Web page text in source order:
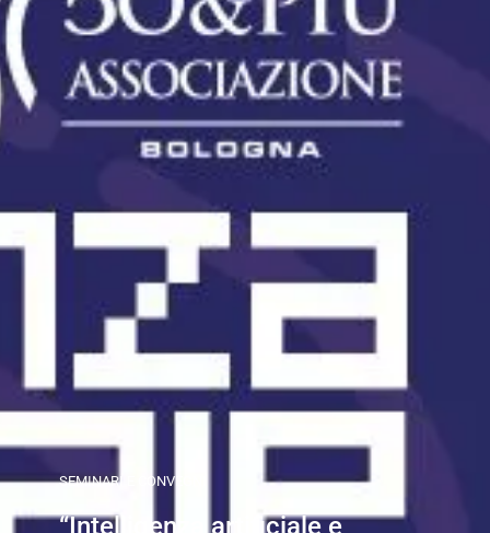
SEMINARI E CONVEGNI
“Intelligenza artificiale e